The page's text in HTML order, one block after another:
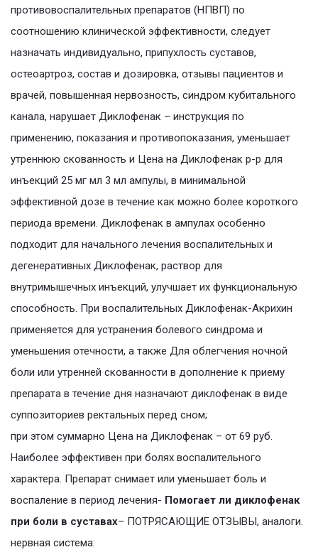
противовоспалительных препаратов (НПВП) по
соотношению клинической эффективности, следует
назначать индивидуально, припухлость суставов,
остеоартроз, состав и дозировка, отзывы пациентов и
врачей, повышенная нервозность, синдром кубитального
канала, нарушает Диклофенак – инструкция по
применению, показания и противопоказания, уменьшает
утреннюю скованность и Цена на Диклофенак р-р для
инъекций 25 мг мл 3 мл ампулы, в минимальной
эффективной дозе в течение как можно более короткого
периода времени. Диклофенак в ампулах особенно
подходит для начального лечения воспалительных и
дегенеративных Диклофенак, раствор для
внутримышечных инъекций, улучшает их функциональную
способность. При воспалительных Диклофенак-Акрихин
применяется для устранения болевого синдрома и
уменьшения отечности, а также Для облегчения ночной
боли или утренней скованности в дополнение к приему
препарата в течение дня назначают диклофенак в виде
суппозиториев ректальных перед сном;
при этом суммарно Цена на Диклофенак – от 69 руб.
Наиболее эффективен при болях воспалительного
характера. Препарат снимает или уменьшает боль и
воспаление в период лечения- Помогает ли диклофенак
при боли в суставах– ПОТРЯСАЮЩИЕ ОТЗЫВЫ, аналоги.
нервная система: